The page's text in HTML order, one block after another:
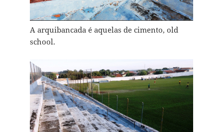
A arquibancada é aquelas de cimento, old
school.